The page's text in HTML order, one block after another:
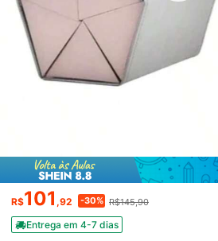
R$101 ,92 -30% R$145,90
Entrega em 4-7 dias